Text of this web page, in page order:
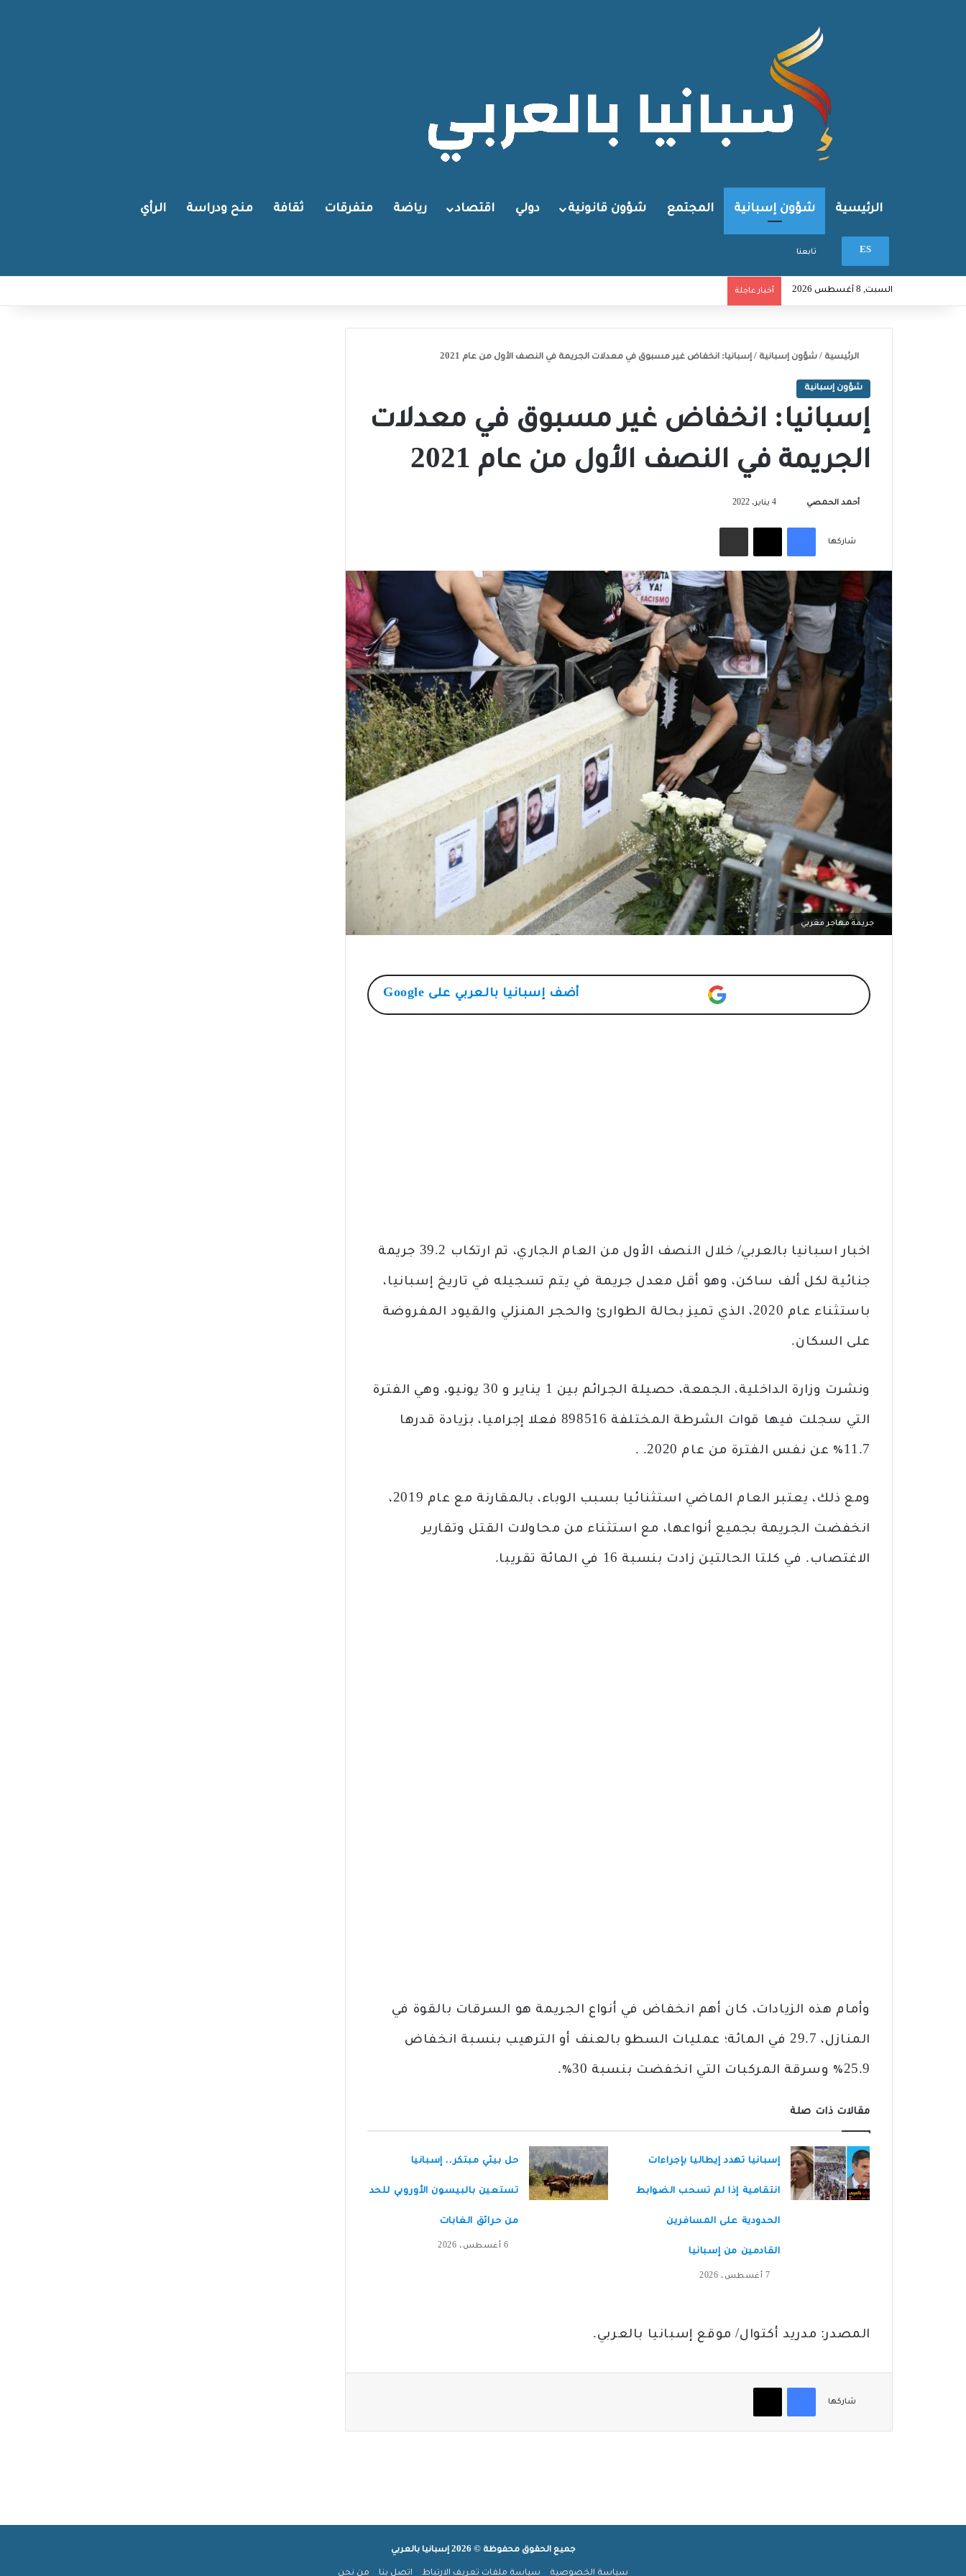
الرئيسية شؤون إسبانية المجتمع شؤون قانونية دولي اقتصاد رياضة متفرقات ثقافة منح ودراسة الرأي
ES تابعنا
السبت, 8 أغسطس 2026 أخبار عاجلة
الرئيسية / شؤون إسبانية / إسبانيا: انخفاض غير مسبوق في معدلات الجريمة في النصف الأول من عام 2021
شؤون إسبانية
إسبانيا: انخفاض غير مسبوق في معدلات
الجريمة في النصف الأول من عام 2021
أحمد الحمصي 4 يناير، 2022
شاركها
فيسبوك‫X مشاركة عبر البريد
جريمة مهاجر مغربي
أضف إسبانيا بالعربي على Google
اخبار اسبانيا بالعربي/ خلال النصف الأول من العام الجاري، تم ارتكاب 39.2 جريمة
جنائية لكل ألف ساكن، وهو أقل معدل جريمة في يتم تسجيله في تاريخ إسبانيا،
باستثناء عام 2020، الذي تميز بحالة الطوارئ والحجر المنزلي والقيود المفروضة
على السكان.
ونشرت وزارة الداخلية، الجمعة، حصيلة الجرائم بين 1 يناير و 30 يونيو، وهي الفترة
التي سجلت فيها قوات الشرطة المختلفة 898516 فعلا إجراميا، بزيادة قدرها
11.7٪ عن نفس الفترة من عام 2020. .
ومع ذلك، يعتبر العام الماضي استثنائيا بسبب الوباء، بالمقارنة مع عام 2019،
انخفضت الجريمة بجميع أنواعها، مع استثناء من محاولات القتل وتقارير
الاغتصاب. في كلتا الحالتين زادت بنسبة 16 في المائة تقريبا.
وأمام هذه الزيادات، كان أهم انخفاض في أنواع الجريمة هو السرقات بالقوة في
المنازل، 29.7 في المائة؛ عمليات السطو بالعنف أو الترهيب بنسبة انخفاض
25.9٪ وسرقة المركبات التي انخفضت بنسبة 30٪.
مقالات ذات صلة
إسبانيا تهدد إيطاليا بإجراءات
انتقامية إذا لم تسحب الضوابط
الحدودية على المسافرين
القادمين من إسبانيا
7 أغسطس، 2026
حل بيئي مبتكر.. إسبانيا
تستعين بالبيسون الأوروبي للحد
من حرائق الغابات
6 أغسطس، 2026
المصدر: مدريد أكتوال/ موقع إسبانيا بالعربي.
شاركها
فيسبوك‫X
جميع الحقوق محفوظة © 2026 إسبانيا بالعربي
سياسة الخصوصية سياسة ملفات تعريف الارتباط اتصل بنا من نحن